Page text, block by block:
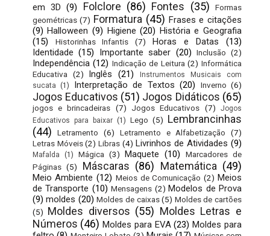
em 3D (9) Folclore (86) Fontes (35)
Formas
geométricas (7) Formatura (45) Frases e citações
(9) Halloween (9) Higiene (20) História e Geografia
(15)
Historinhas Infantis (7) Horas e Datas
(13)
Identidade (15) Importante saber (20) Inclusão (2)
Independência (12) Indicação de Leitura (2) Informática
Educativa (2) Inglês (21)
Instrumentos Musicais com
sucata
(1) Interpretação de Textos (20) Inverno (6)
Jogos Educativos (51) Jogos Didáticos (65)
jogos e brincadeiras (7) Jogos Educativos (7)
Jogos
Educativos para baixar (1) Lego (5) Lembrancinhas
(44)
Letramento (6) Letramento e Alfabetização
(7)
Letras Móveis (2) Libras (4) Livrinhos de Atividades (9)
Mafalda (1) Mágica (3) Maquete (10)
Marcadores de
Páginas (5) Máscaras (86) Matemática (49)
Meio Ambiente (12) Meios de Comunicação (2) Meios
de Transporte (10) Mensagens (2) Modelos de Prova
(9) moldes (20) Moldes de caixas (5) Moldes de cartões
(5) Moldes diversos (55) Moldes Letras e
Números (46) Moldes para EVA (23) Moldes para